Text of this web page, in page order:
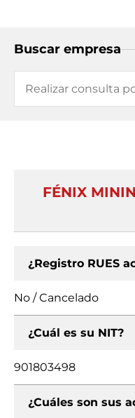
Buscar empresa
FÉNIX
¿Registro RUES
No / Cancelado
¿Cuál es su NIT?
901803498
¿Cuáles son sus